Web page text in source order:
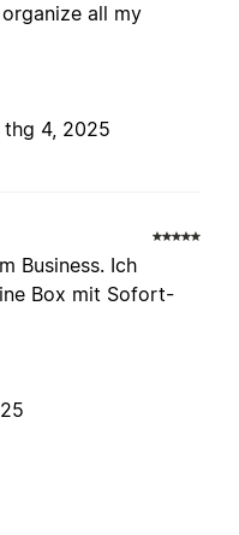
all my
thg 4, 2025
Business. Ich
Box mit Sofort-